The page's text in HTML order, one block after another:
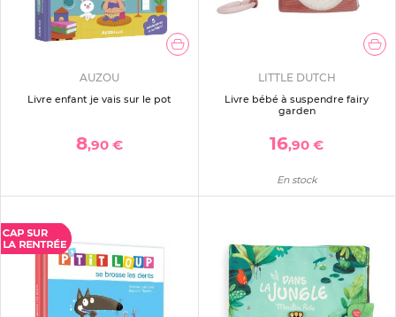
AUZOU
Livre enfant je vais sur le pot
8,90 €
LITTLE DUTCH
Livre bébé à suspendre fairy
garden
16,90 €
En stock